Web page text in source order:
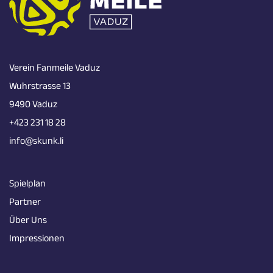
Verein Fanmeile Vaduz
Wuhrstrasse 13
9490 Vaduz
+423 231 18 28
info@skunk.li
Spielplan
Partner
Über Uns
Impressionen